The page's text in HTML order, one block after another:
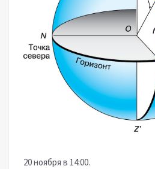
20 ноября в 14:00.